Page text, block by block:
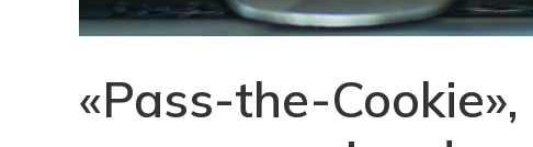
«Pass-the-